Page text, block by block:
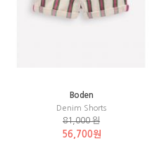
Boden
Denim Shorts
81,000 원
56,700원